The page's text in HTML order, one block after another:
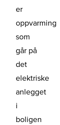
er
oppvarming
som
går på
det
elektriske
anlegget
i
boligen